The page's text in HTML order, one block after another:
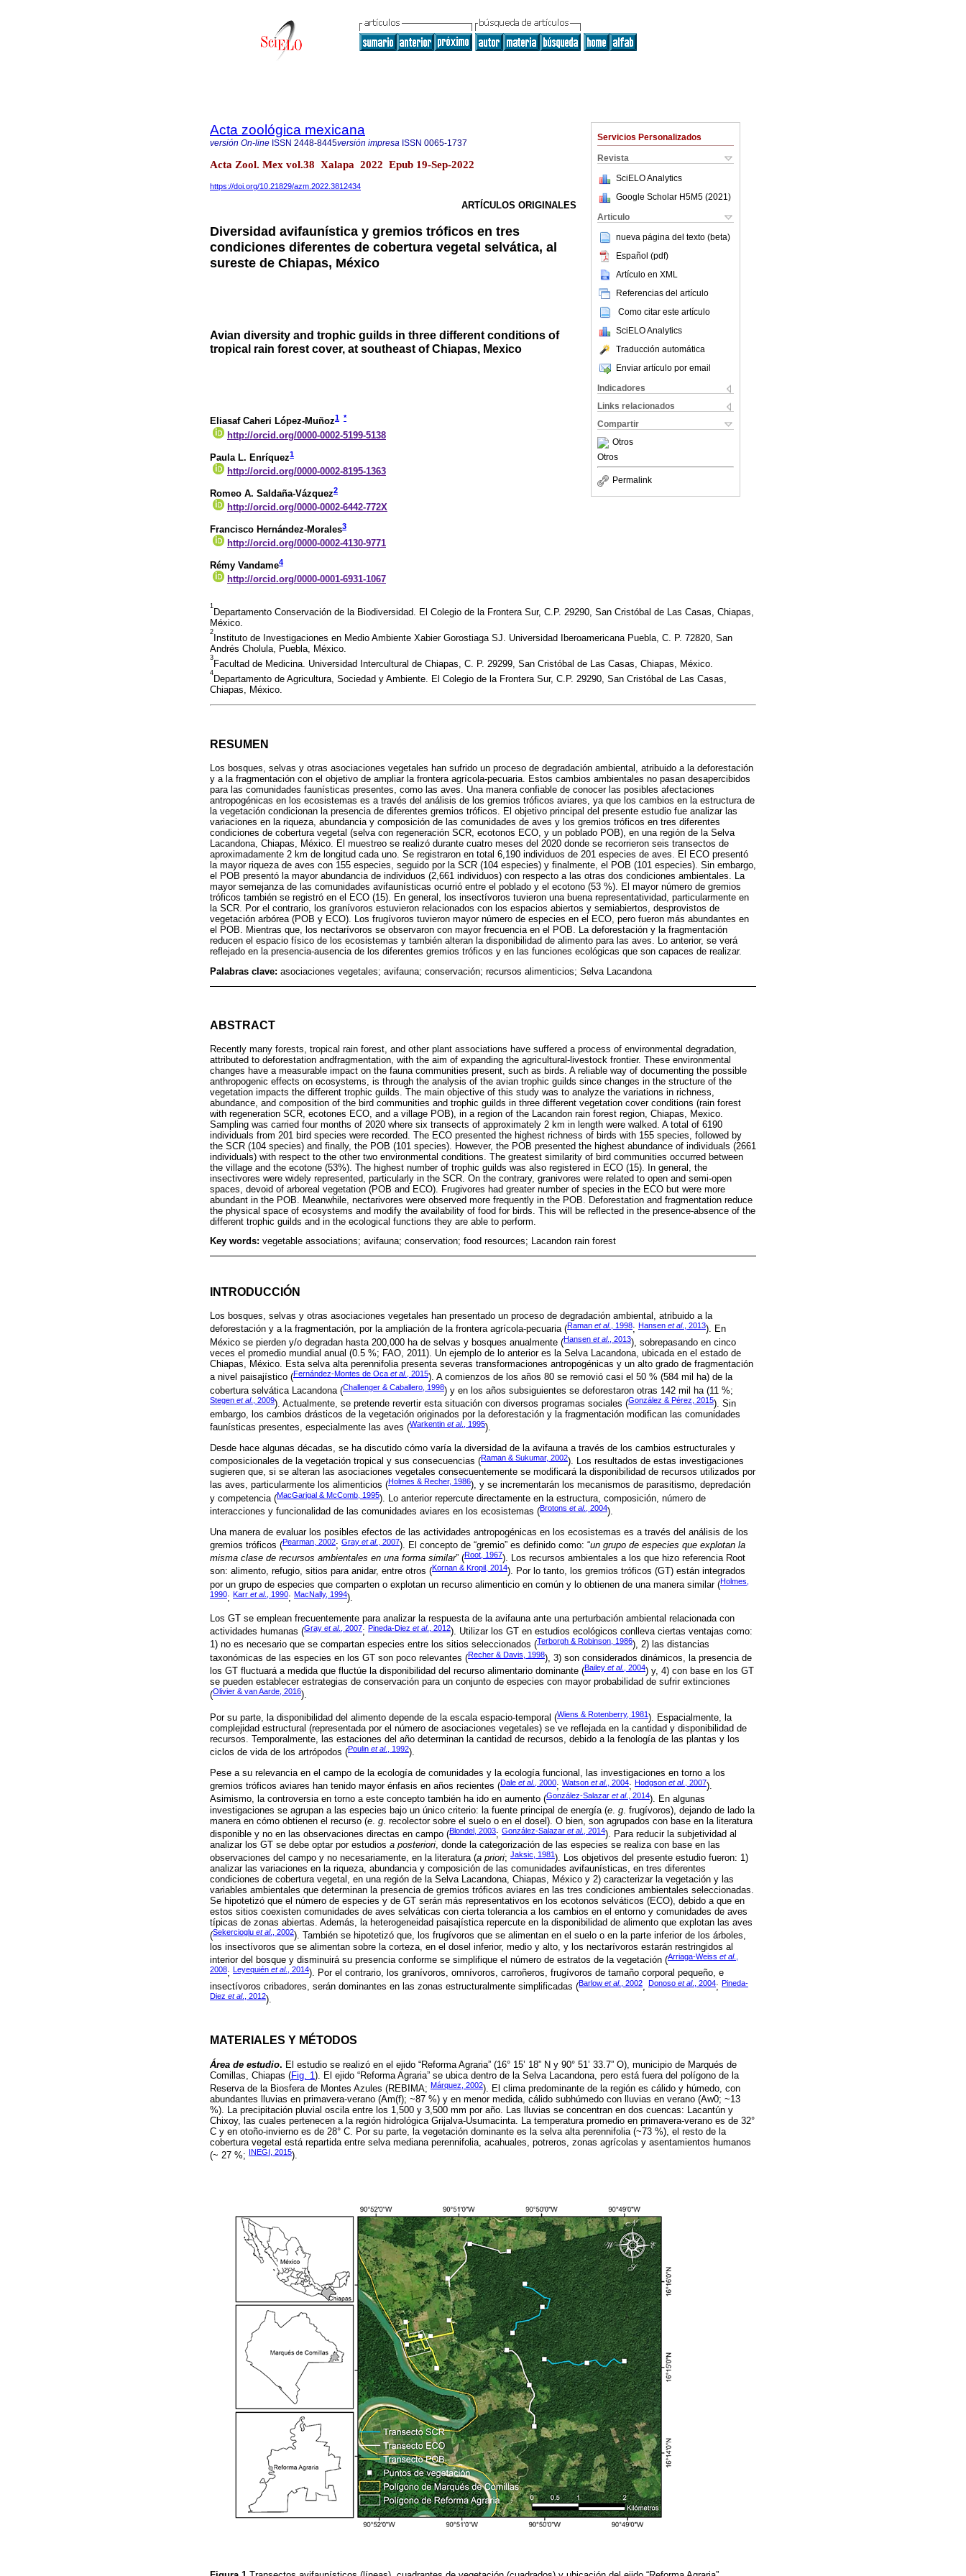
Servicios Personalizados
Revista
SciELO Analytics
Google Scholar H5M5 (2021 )
Articulo
nueva página del texto (beta)
Español (pdf)
Artículo en XML
Referencias del artículo
Como citar este artículo
SciELO Analytics
Traducción automática
Enviar artículo por email
Indicadores
Links relacionados
Compartir
Otros
Otros
Permalink
Acta zoológica mexicana
versión On-line ISSN 2448-8445versión impresa ISSN 0065-1737
Acta Zool. Mex vol.38 Xalapa 2022 Epub 19-Sep-2022
https://doi.org/10.21829/azm.2022.3812434
ARTÍCULOS ORIGINALES
Diversidad avifaunística y gremios tróficos en tres
condiciones diferentes de cobertura vegetal selvática, al
sureste de Chiapas, México
Avian diversity and trophic guilds in three different conditions of
tropical rain forest cover, at southeast of Chiapas, Mexico
Eliasaf Caheri López-Muñoz1 *
http://orcid.org/0000-0002-5199-5138
Paula L. Enríquez1
http://orcid.org/0000-0002-8195-1363
Romeo A. Saldaña-Vázquez2
http://orcid.org/0000-0002-6442-772X
Francisco Hernández-Morales3
http://orcid.org/0000-0002-4130-9771
Rémy Vandame4
http://orcid.org/0000-0001-6931-1067
1
Departamento Conservación de la Biodiversidad. El Colegio de la Frontera Sur, C.P. 29290, San Cristóbal de Las Casas, Chiapas,
México.
2
Instituto de Investigaciones en Medio Ambiente Xabier Gorostiaga SJ. Universidad Iberoamericana Puebla, C. P. 72820, San
Andrés Cholula, Puebla, México.
3
Facultad de Medicina. Universidad Intercultural de Chiapas, C. P. 29299, San Cristóbal de Las Casas, Chiapas, México.
4
Departamento de Agricultura, Sociedad y Ambiente. El Colegio de la Frontera Sur, C.P. 29290, San Cristóbal de Las Casas,
Chiapas, México.
RESUMEN
Los bosques, selvas y otras asociaciones vegetales han sufrido un proceso de degradación ambiental, atribuido a la deforestación
y a la fragmentación con el objetivo de ampliar la frontera agrícola-pecuaria. Estos cambios ambientales no pasan desapercibidos
para las comunidades faunísticas presentes, como las aves. Una manera confiable de conocer las posibles afectaciones
antropogénicas en los ecosistemas es a través del análisis de los gremios tróficos aviares, ya que los cambios en la estructura de
la vegetación condicionan la presencia de diferentes gremios tróficos. El objetivo principal del presente estudio fue analizar las
variaciones en la riqueza, abundancia y composición de las comunidades de aves y los gremios tróficos en tres diferentes
condiciones de cobertura vegetal (selva con regeneración SCR, ecotonos ECO, y un poblado POB), en una región de la Selva
Lacandona, Chiapas, México. El muestreo se realizó durante cuatro meses del 2020 donde se recorrieron seis transectos de
aproximadamente 2 km de longitud cada uno. Se registraron en total 6,190 individuos de 201 especies de aves. El ECO presentó
la mayor riqueza de aves con 155 especies, seguido por la SCR (104 especies) y finalmente, el POB (101 especies). Sin embargo,
el POB presentó la mayor abundancia de individuos (2,661 individuos) con respecto a las otras dos condiciones ambientales. La
mayor semejanza de las comunidades avifaunísticas ocurrió entre el poblado y el ecotono (53 %). El mayor número de gremios
tróficos también se registró en el ECO (15). En general, los insectívoros tuvieron una buena representatividad, particularmente en
la SCR. Por el contrario, los granívoros estuvieron relacionados con los espacios abiertos y semiabiertos, desprovistos de
vegetación arbórea (POB y ECO). Los frugívoros tuvieron mayor número de especies en el ECO, pero fueron más abundantes en
el POB. Mientras que, los nectarívoros se observaron con mayor frecuencia en el POB. La deforestación y la fragmentación
reducen el espacio físico de los ecosistemas y también alteran la disponibilidad de alimento para las aves. Lo anterior, se verá
reflejado en la presencia-ausencia de los diferentes gremios tróficos y en las funciones ecológicas que son capaces de realizar.
Palabras clave: asociaciones vegetales; avifauna; conservación; recursos alimenticios; Selva Lacandona
ABSTRACT
Recently many forests, tropical rain forest, and other plant associations have suffered a process of environmental degradation,
attributed to deforestation andfragmentation, with the aim of expanding the agricultural-livestock frontier. These environmental
changes have a measurable impact on the fauna communities present, such as birds. A reliable way of documenting the possible
anthropogenic effects on ecosystems, is through the analysis of the avian trophic guilds since changes in the structure of the
vegetation impacts the different trophic guilds. The main objective of this study was to analyze the variations in richness,
abundance, and composition of the bird communities and trophic guilds in three different vegetation cover conditions (rain forest
with regeneration SCR, ecotones ECO, and a village POB), in a region of the Lacandon rain forest region, Chiapas, Mexico.
Sampling was carried four months of 2020 where six transects of approximately 2 km in length were walked. A total of 6190
individuals from 201 bird species were recorded. The ECO presented the highest richness of birds with 155 species, followed by
the SCR (104 species) and finally, the POB (101 species). However, the POB presented the highest abundance of individuals (2661
individuals) with respect to the other two environmental conditions. The greatest similarity of bird communities occurred between
the village and the ecotone (53%). The highest number of trophic guilds was also registered in ECO (15). In general, the
insectivores were widely represented, particularly in the SCR. On the contrary, granivores were related to open and semi-open
spaces, devoid of arboreal vegetation (POB and ECO). Frugivores had greater number of species in the ECO but were more
abundant in the POB. Meanwhile, nectarivores were observed more frequently in the POB. Deforestation and fragmentation reduce
the physical space of ecosystems and modify the availability of food for birds. This will be reflected in the presence-absence of the
different trophic guilds and in the ecological functions they are able to perform.
Key words: vegetable associations; avifauna; conservation; food resources; Lacandon rain forest
INTRODUCCIÓN
Los bosques, selvas y otras asociaciones vegetales han presentado un proceso de degradación ambiental, atribuido a la
deforestación y a la fragmentación, por la ampliación de la frontera agrícola-pecuaria (Raman et al., 1998; Hansen et al., 2013). En
México se pierden y/o degradan hasta 200,000 ha de selvas y bosques anualmente (Hansen et al., 2013), sobrepasando en cinco
veces el promedio mundial anual (0.5 %; FAO, 2011). Un ejemplo de lo anterior es la Selva Lacandona, ubicada en el estado de
Chiapas, México. Esta selva alta perennifolia presenta severas transformaciones antropogénicas y un alto grado de fragmentación
a nivel paisajístico (Fernández-Montes de Oca et al., 2015). A comienzos de los años 80 se removió casi el 50 % (584 mil ha) de la
cobertura selvática Lacandona (Challenger & Caballero, 1998) y en los años subsiguientes se deforestaron otras 142 mil ha (11 %;
Stegen et al., 2009). Actualmente, se pretende revertir esta situación con diversos programas sociales (González & Pérez, 2015). Sin
embargo, los cambios drásticos de la vegetación originados por la deforestación y la fragmentación modifican las comunidades
faunísticas presentes, especialmente las aves (Warkentin et al., 1995).
Desde hace algunas décadas, se ha discutido cómo varía la diversidad de la avifauna a través de los cambios estructurales y
composicionales de la vegetación tropical y sus consecuencias (Raman & Sukumar, 2002). Los resultados de estas investigaciones
sugieren que, si se alteran las asociaciones vegetales consecuentemente se modificará la disponibilidad de recursos utilizados por
las aves, particularmente los alimenticios (Holmes & Recher, 1986), y se incrementarán los mecanismos de parasitismo, depredación
y competencia (MacGarigal & McComb, 1995). Lo anterior repercute directamente en la estructura, composición, número de
interacciones y funcionalidad de las comunidades aviares en los ecosistemas (Brotons et al., 2004).
Una manera de evaluar los posibles efectos de las actividades antropogénicas en los ecosistemas es a través del análisis de los
gremios tróficos (Pearman, 2002; Gray et al., 2007). El concepto de “gremio” es definido como: “un grupo de especies que explotan la
misma clase de recursos ambientales en una forma similar” (Root, 1967). Los recursos ambientales a los que hizo referencia Root
son: alimento, refugio, sitios para anidar, entre otros (Kornan & Kropil, 2014). Por lo tanto, los gremios tróficos (GT) están integrados
por un grupo de especies que comparten o explotan un recurso alimenticio en común y lo obtienen de una manera similar (Holmes,
1990; Karr et al., 1990; MacNally, 1994).
Los GT se emplean frecuentemente para analizar la respuesta de la avifauna ante una perturbación ambiental relacionada con
actividades humanas (Gray et al., 2007; Pineda-Diez et al., 2012). Utilizar los GT en estudios ecológicos conlleva ciertas ventajas como:
1) no es necesario que se compartan especies entre los sitios seleccionados (Terborgh & Robinson, 1986), 2) las distancias
taxonómicas de las especies en los GT son poco relevantes (Recher & Davis, 1998), 3) son considerados dinámicos, la presencia de
los GT fluctuará a medida que fluctúe la disponibilidad del recurso alimentario dominante (Bailey et al., 2004) y, 4) con base en los GT
se pueden establecer estrategias de conservación para un conjunto de especies con mayor probabilidad de sufrir extinciones
(Olivier & van Aarde, 2016).
Por su parte, la disponibilidad del alimento depende de la escala espacio-temporal (Wiens & Rotenberry, 1981). Espacialmente, la
complejidad estructural (representada por el número de asociaciones vegetales) se ve reflejada en la cantidad y disponibilidad de
recursos. Temporalmente, las estaciones del año determinan la cantidad de recursos, debido a la fenología de las plantas y los
ciclos de vida de los artrópodos (Poulin et al., 1992).
Pese a su relevancia en el campo de la ecología de comunidades y la ecología funcional, las investigaciones en torno a los
gremios tróficos aviares han tenido mayor énfasis en años recientes (Dale et al., 2000; Watson et al., 2004; Hodgson et al., 2007).
Asimismo, la controversia en torno a este concepto también ha ido en aumento (González-Salazar et al., 2014). En algunas
investigaciones se agrupan a las especies bajo un único criterio: la fuente principal de energía (e g . frugívoros), dejando de lado la
manera en cómo obtienen el recurso (e g . recolector sobre el suelo o en el dosel). O bien, son agrupados con base en la literatura
disponible y no en las observaciones directas en campo (Blondel, 2003; González-Salazar et al., 2014). Para reducir la subjetividad al
analizar los GT se debe optar por estudios a posteriori, donde la categorización de las especies se realiza con base en las
observaciones del campo y no necesariamente, en la literatura (a priori; Jaksic, 1981). Los objetivos del presente estudio fueron: 1)
analizar las variaciones en la riqueza, abundancia y composición de las comunidades avifaunísticas, en tres diferentes
condiciones de cobertura vegetal, en una región de la Selva Lacandona, Chiapas, México y 2) caracterizar la vegetación y las
variables ambientales que determinan la presencia de gremios tróficos aviares en las tres condiciones ambientales seleccionadas.
Se hipotetizó que el número de especies y de GT serán más representativos en los ecotonos selváticos (ECO), debido a que en
estos sitios coexisten comunidades de aves selváticas con cierta tolerancia a los cambios en el entorno y comunidades de aves
típicas de zonas abiertas. Además, la heterogeneidad paisajística repercute en la disponibilidad de alimento que explotan las aves
(Sekercioglu et al., 2002). También se hipotetizó que, los frugívoros que se alimentan en el suelo o en la parte inferior de los árboles,
los insectívoros que se alimentan sobre la corteza, en el dosel inferior, medio y alto, y los nectarívoros estarán restringidos al
interior del bosque y disminuirá su presencia conforme se simplifique el número de estratos de la vegetación (Arriaga-Weiss et al.,
2008; Leyequién et al., 2014). Por el contrario, los granívoros, omnívoros, carroñeros, frugívoros de tamaño corporal pequeño, e
insectívoros cribadores, serán dominantes en las zonas estructuralmente simplificadas (Barlow et al., 2002, Donoso et al., 2004; Pineda-
Diez et al., 2012).
MATERIALES Y MÉTODOS
Área de estudio. El estudio se realizó en el ejido “Reforma Agraria” (16° 15’ 18” N y 90° 51’ 33.7” O), municipio de Marqués de
Comillas, Chiapas (Fig. 1). El ejido “Reforma Agraria” se ubica dentro de la Selva Lacandona, pero está fuera del polígono de la
Reserva de la Biosfera de Montes Azules (REBIMA; Márquez, 2002). El clima predominante de la región es cálido y húmedo, con
abundantes lluvias en primavera-verano (Am(f); ~87 %) y en menor medida, cálido subhúmedo con lluvias en verano (Aw0; ~13
%). La precipitación pluvial oscila entre los 1,500 y 3,500 mm por año. Las lluvias se concentran en dos cuencas: Lacantún y
Chixoy, las cuales pertenecen a la región hidrológica Grijalva-Usumacinta. La temperatura promedio en primavera-verano es de 32°
C y en otoño-invierno es de 28° C. Por su parte, la vegetación dominante es la selva alta perennifolia (~73 %), el resto de la
cobertura vegetal está repartida entre selva mediana perennifolia, acahuales, potreros, zonas agrícolas y asentamientos humanos
(~ 27 %; INEGI, 2015).